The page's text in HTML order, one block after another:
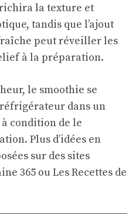
la texture et
tandis que l’ajout
peut réveiller les
à la préparation.
le smoothie se
dans un
condition de le
Plus d’idées en
sur des sites
365 ou Les Recettes de